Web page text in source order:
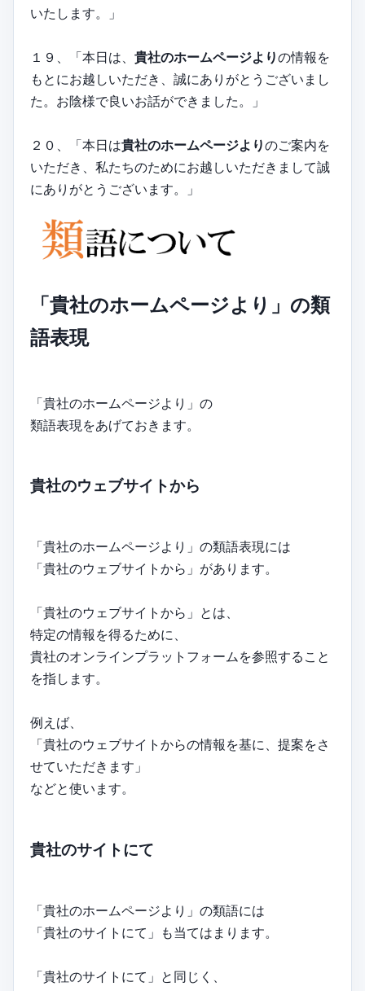
いたします。」
１９、「本日は、 貴社のホームページよりの情報を
もとにお越しいただき、誠にありがとうございまし
た。お陰様で良いお話ができました。」
２０、「本日は貴社のホームページよりのご案内を
いただき、私たちのためにお越しいただきまして誠
にありがとうございます。」
「貴社のホームページより」の類
語表現
「貴社のホームページより」の
類語表現をあげておきます。
貴社のウェブサイトから
「貴社のホームページより」の類語表現には
「貴社のウェブサイトから」があります。
「貴社のウェブサイトから」とは、
特定の情報を得るために、
貴社のオンラインプラットフォームを参照すること
を指します。
例えば、
「貴社のウェブサイトからの情報を基に、提案をさ
せていただきます」
などと使います。
貴社のサイトにて
「貴社のホームページより」の類語には
「貴社のサイトにて」も当てはまります。
「貴社のサイトにて」と同じく、